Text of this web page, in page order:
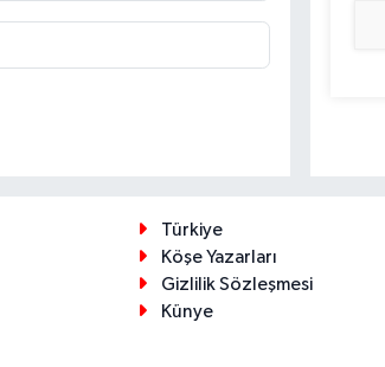
Türkiye
Köşe Yazarları
Gizlilik Sözleşmesi
Künye